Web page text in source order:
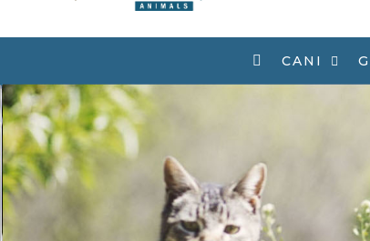
CANI